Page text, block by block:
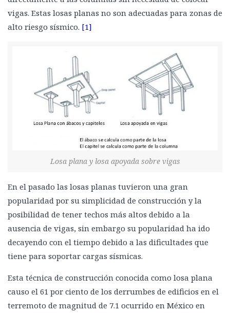
vigas. Estas losas planas no son adecuadas para zonas de
alto riesgo sísmico. [1]
Losa plana y losa apoyada sobre vigas
En el pasado las losas planas tuvieron una gran
popularidad por su simplicidad de construcción y la
posibilidad de tener techos más altos debido a la
ausencia de vigas, sin embargo su popularidad ha ido
decayendo con el tiempo debido a las dificultades que
tiene para soportar cargas sísmicas.
Esta técnica de construcción conocida como losa plana
causo el 61 por ciento de los derrumbes de edificios en el
terremoto de magnitud de 7.1 ocurrido en México en